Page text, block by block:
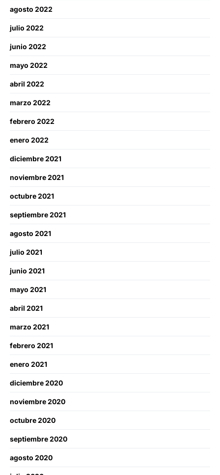
agosto 2022
julio 2022
junio 2022
mayo 2022
abril 2022
marzo 2022
febrero 2022
enero 2022
diciembre 2021
noviembre 2021
octubre 2021
septiembre 2021
agosto 2021
julio 2021
junio 2021
mayo 2021
abril 2021
marzo 2021
febrero 2021
enero 2021
diciembre 2020
noviembre 2020
octubre 2020
septiembre 2020
agosto 2020